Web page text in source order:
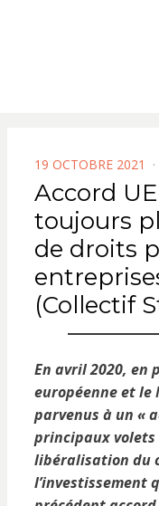
POSTED
ON
19 OCTOBRE 2021
Accord
toujours
de droits
(Collectif
En avril 2020, en
européenne et le
parvenus à un «
principaux volets
libéralisation du
l’investissement